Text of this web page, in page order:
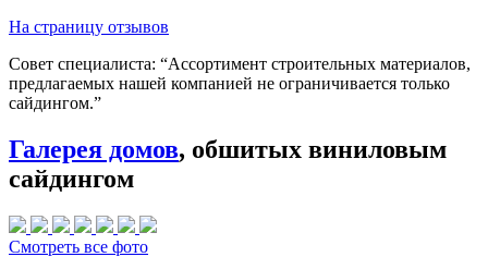
На страницу отзывов
Совет специалиста: “Ассортимент строительных материалов,
предлагаемых нашей компанией не ограничивается только
сайдингом.”
Галерея домов, обшитых виниловым
сайдингом
Смотреть все фото